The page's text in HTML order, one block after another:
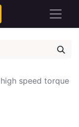
speed torque